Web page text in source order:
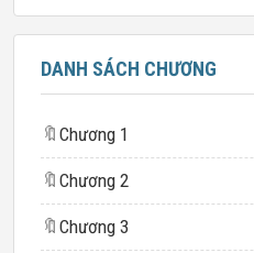
DANH SÁCH CHƯƠNG
🔖 Chương 1
🔖 Chương 2
🔖 Chương 3